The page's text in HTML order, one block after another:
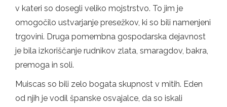
v kateri so dosegli veliko mojstrstvo. To jim je
omogočilo ustvarjanje presežkov, ki so bili namenjeni
trgovini. Druga pomembna gospodarska dejavnost
je bila izkoriščanje rudnikov zlata, smaragdov, bakra,
premoga in soli.
Muiscas so bili zelo bogata skupnost v mitih. Eden
od njih je vodil španske osvajalce, da so iskali